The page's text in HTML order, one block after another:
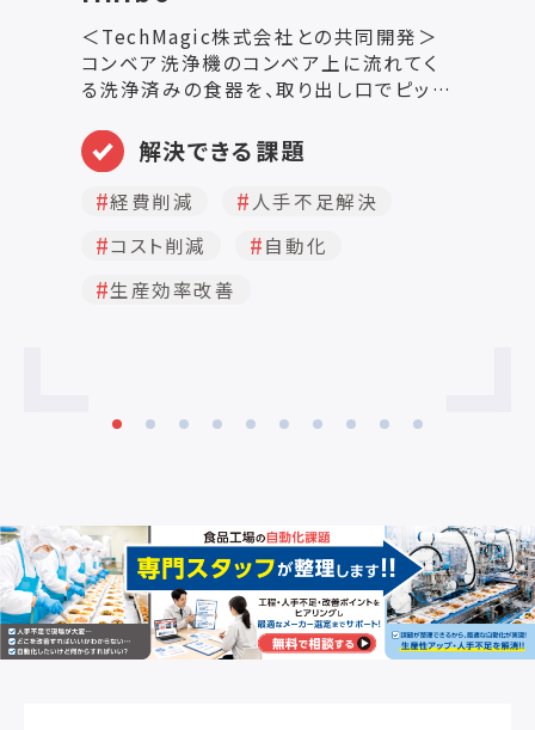
＜TechMagic株式会社との共同開発＞
コンベア洗浄機のコンベア上に流れてく
る洗浄済みの食器を、取り出し口でピッキ
軽減とコストの削減】 食器洗浄の現場は
人手不足に直面しています。特に大量の
食器を洗浄する工程は、作業者にとって
大きな負担です。 作業者の負担軽減とコ
ストの削減のため、コンベア式の洗浄機と
器の取り出し工程を自動化しました。 ◎
自技術の開発により、ランダムに流れてく
◎ 確実な食器認識 ロボットは、流れてき
た食器を複数台のカメラで計測すること
で、食器の種類、位置、姿勢を確実に認
識。食器はピックアップされるまで個々に
追跡され、正確な位置と姿勢を得ること
が可能です。 ◎ コンテナへの収納も自動
解決できる課題
経費削減
人手不足解決
コスト削減
自動化
生産効率改善